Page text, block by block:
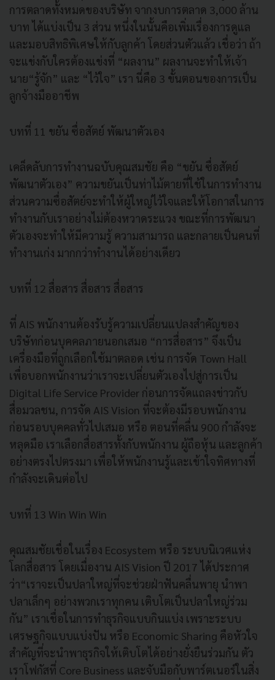
การตลาดทั้งหมดของบริษัท จากงบการตลาด 3,000 ล้าน
บาท ได้แบ่งเป็น 3 ส่วน หนึ่งในนั้นคือเพิ่มเรื่องการดูแล
และมอบสิทธิพิเศษให้กับลูกค้า โดยส่วนตัวแล้ว เชื่อว่า ถ้า
จะแข่งกับใครต้องแข่งที่ “ผลงาน” ผลงานจะทำให้เจ้า
นาย“รู้จัก” และ “ไว้ใจ” เรา นี่คือ 3 ขั้นตอนของการเป็น
ลูกจ้างมืออาชีพ
บทที่ 11 ขยัน ซื่อสัตย์ พัฒนาตัวเอง
เคล็ดลับการทำงานฉบับคุณสมชัย คือ “ขยัน ซื่อสัตย์
พัฒนาตัวเอง” ความขยันเป็นท่าไม้ตายที่ใช้ในการทำงาน
ส่วนความซื่อสัตย์จะทำให้ผู้ใหญ่ไว้ใจและให้โอกาสในการ
ทำงานกับเราอย่างไม่ต้องหวาดระแวง ขณะที่การพัฒนา
ตัวเองจะทำให้มีความรู้ ความสามารถ และกลายเป็นคนที่
ทำงานเก่ง มากกว่าทำงานได้อย่างเดียว
บทที่ 12 สื่อสาร สื่อสาร สื่อสาร
ที่ AIS พนักงานต้องรับรู้ความเปลี่ยนแปลงสำคัญของ
บริษัทก่อนบุคคลภายนอกเสมอ “การสื่อสาร” จึงเป็น
เครื่องมือที่ถูกเลือกใช้มาตลอด เช่น การจัด Town Hall
เพื่อบอกพนักงานว่าเราจะเปลี่ยนตัวเองไปสู่การเป็น
Digital Life Service Provider ก่อนการจัดแถลงข่าวกับ
สื่อมวลชน, การจัด AIS Vision ที่จะต้องมีรอบพนักงาน
ก่อนรอบบุคคลทั่วไปเสมอ หรือ ตอนที่คลื่น 900 กำลังจะ
หลุดมือ เราเลือกสื่อสารทั้งกับพนักงาน ผู้ถือหุ้น และลูกค้า
อย่างตรงไปตรงมา เพื่อให้พนักงานรู้และเข้าใจทิศทางที่
กำลังจะเดินต่อไป
บทที่ 13 Win Win Win
คุณสมชัยเชื่อในเรื่อง Ecosystem หรือ ระบบนิเวศแห่ง
โลกสื่อสาร โดยเมื่องาน AIS Vision ปี 2017 ได้ประกาศ
ว่า“เราจะเป็นปลาใหญ่ที่จะช่วยฝ่าฟันคลื่นพายุ นำพา
ปลาเล็กๆ อย่างพวกเราทุกคน เติบโตเป็นปลาใหญ่ร่วม
กัน” เราเชื่อในการทำธุรกิจแบบกินแบ่ง เพราะระบบ
เศรษฐกิจแบบแบ่งปัน หรือ Economic Sharing คือหัวใจ
สำคัญที่จะนำพาธุรกิจให้เติบโตได้อย่างยั่งยืนร่วมกัน ตัว
เราโฟกัสที่ Core Business และจับมือกับพาร์ตเนอร์ในสิ่ง